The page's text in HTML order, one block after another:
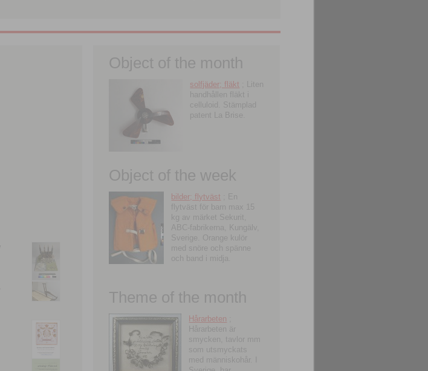
Object of the month
solfjäder; fläkt ; Liten
handhållen fläkt i
celluloid. Stämplad
patent La Brise.
Object of the week
bilder; flytväst ; En
flytväst för barn max 15
kg av märket Sekurit,
ABC-fabrikerna, Kungälv,
Sverige. Orange kulör
med snöre och spänne
och band i midja.
Theme of the month
Hårarbeten
Hårarbeten är
smycken, tavlor mm
som utsmyckats
med människohår. I